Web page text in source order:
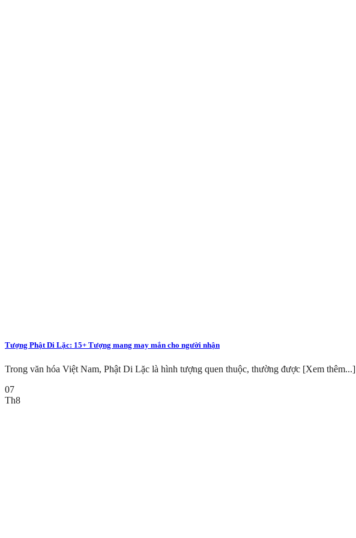
Tượng Phật Di Lặc: 15+ Tượng mang may mắn cho người nhận
Trong văn hóa Việt Nam, Phật Di Lặc là hình tượng quen thuộc, thường được [Xem thêm...]
07
Th8